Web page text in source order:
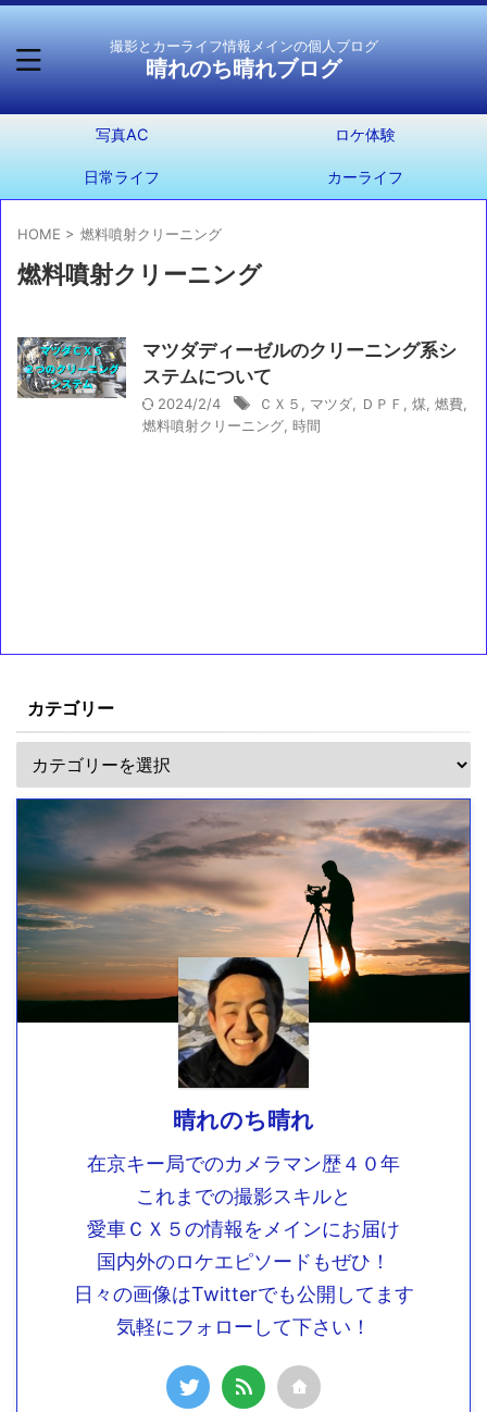
撮影とカーライフ情報メインの個人ブログ
晴れのち晴れブログ
写真AC ロケ体験
日常ライフ カーライフ
HOME > 燃料噴射クリーニング
燃料噴射クリーニング
マツダディーゼルのクリーニング系シ
ステムについて
2024/2/4 ＣＸ５ マツダ ＤＰＦ 煤 燃費
燃料噴射クリーニング 時間
カテゴリー
晴れのち晴れ
在京キー局でのカメラマン歴４０年
これまでの撮影スキルと
愛車ＣＸ５の情報をメインにお届け
国内外のロケエピソードもぜひ！
日々の画像はTwitterでも公開してます
気軽にフォローして下さい！